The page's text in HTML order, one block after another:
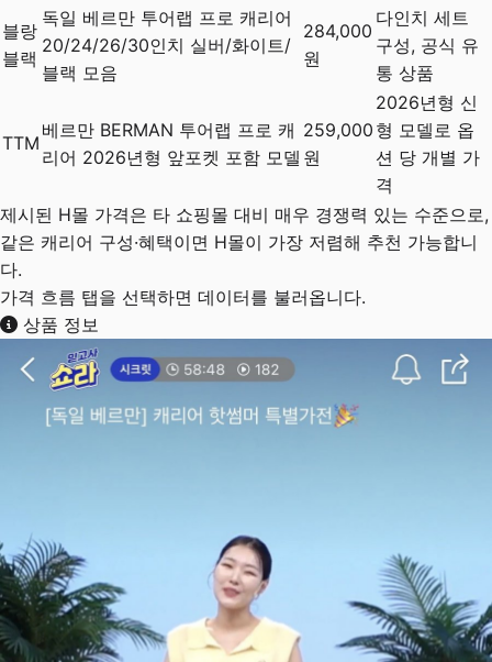
블랑
블랙
독일 베르만 투어랩 프로 캐리어
20/24/26/30인치 실버/화이트/
블랙 모음
284,000
원
다인치 세트
구성, 공식 유
통 상품
TTM
베르만 BERMAN 투어랩 프로 캐
리어 2026년형 앞포켓 포함 모델
259,000
원
2026년형 신
형 모델로 옵
션 당 개별 가
격
제시된 H몰 가격은 타 쇼핑몰 대비 매우 경쟁력 있는 수준으로,
같은 캐리어 구성·혜택이면 H몰이 가장 저렴해 추천 가능합니
다.
가격 흐름 탭을 선택하면 데이터를 불러옵니다.
상품 정보